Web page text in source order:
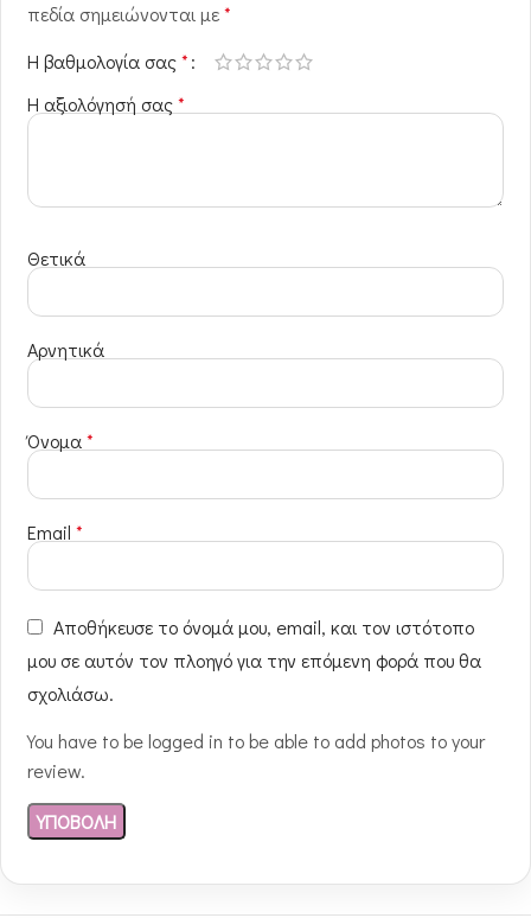
πεδία σημειώνονται με*
Η βαθμολογία σας*
Η αξιολόγησή σας*
Θετικά
Αρνητικά
Όνομα*
Email *
Αποθήκευσε το όνομά μου, email, και τον ιστότοπο
μου σε αυτόν τον πλοηγό για την επόμενη φορά που θα
σχολιάσω.
You have to be logged in to be able to add photos to your
review.